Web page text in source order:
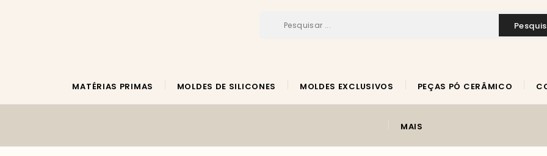
MATÉRIAS PRIMAS MOLDES DE SILICONES MOLDES EXCLUSIVOS PEÇAS PÓ CERÂMICO
MAIS